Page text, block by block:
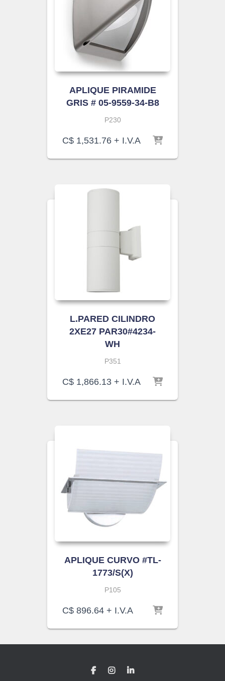
APLIQUE PIRAMIDE
GRIS # 05-9559-34-B8
P230
C$ 1,531.76 + I.V.A
L.PARED CILINDRO
2XE27 PAR30#4234-
WH
P351
C$ 1,866.13 + I.V.A
APLIQUE CURVO #TL-
1773/S(X)
P105
C$ 896.64 + I.V.A